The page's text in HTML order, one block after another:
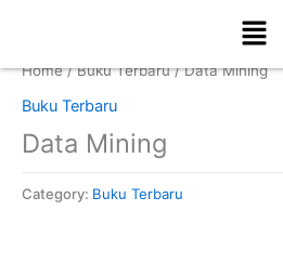
content
Menu
Home/Buku Terbaru/ Data Mining
Buku Terbaru
Data Mining
Category: Buku Terbaru